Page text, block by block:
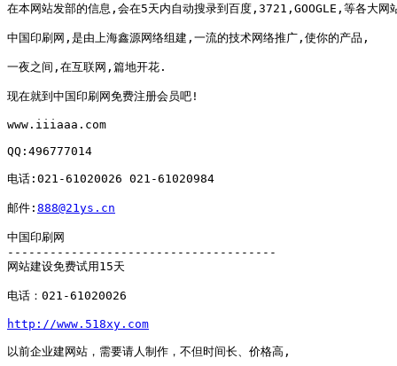
在本网站发部的信息,会在5天内自动搜录到百度,3721,GOOGLE,等各大
中国印刷网,是由上海鑫源网络组建,一流的技术网络推广,使你的产品,
一夜之间,在互联网,篇地开花.
现在就到中国印刷网免费注册会员吧!
www.iiiaaa.com
QQ:496777014
电话:021-61020026 021-61020984
邮件: 888@21ys.cn
中国印刷网
--------------------------------------
网站建设免费试用15天
电话：021-61020026
http://www.518xy.com
以前企业建网站，需要请人制作，不但时间长、价格高,